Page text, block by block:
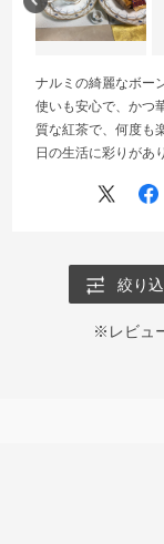
ナルミの綺麗なボー
使いも安心で、かつ
質な紅茶で、何度も
日の生活に彩りがあ
絞り
※レビュ